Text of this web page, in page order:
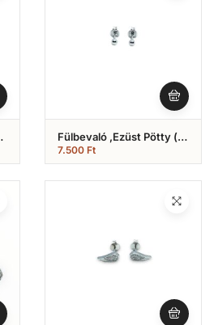
Fülbevaló ,Ezüst Pötty (
Nr.22)
7.500 Ft